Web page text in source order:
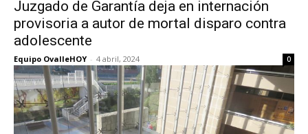
Juzgado de Garantía deja en internación
provisoria a autor de mortal disparo contra
adolescente
Equipo OvalleHOY - 4 abril, 2024 0